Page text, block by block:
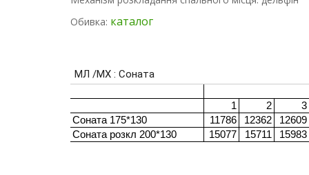
Обивка: каталог